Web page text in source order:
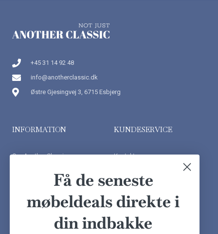
+45 31 14 92 48
info@anotherclassic.dk
Østre Gjesingvej 3, 6715 Esbjerg
INFORMATION
Om Another Classic
Handelsbetingelser
KUNDESERVICE
Kontakt os
Kundeudtalelser
Besøg showroom
Få de seneste
møbeldeals direkte i
din indbakke